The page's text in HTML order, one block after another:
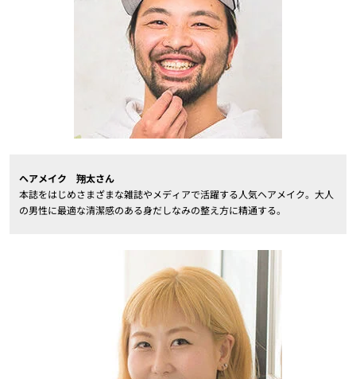
ヘアメイク 翔太さん
本誌をはじめさまざまな雑誌やメディアで活躍する人気ヘアメイク。大人
の男性に最適な清潔感のある身だしなみの整え方に精通する。